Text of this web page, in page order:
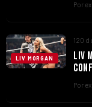
Por
LIV MORGAN
120 d
LIV
Por